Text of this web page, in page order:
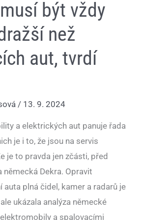
být vždy
než
aut, tvrdí
/ 13. 9. 2024
a elektrických aut panuje řada
je i to, že jsou na servis
je to pravda jen zčásti, před
německá Dekra. Opravit
auta plná čidel, kamer a radarů je
ukázala analýza německé
a spalovacími